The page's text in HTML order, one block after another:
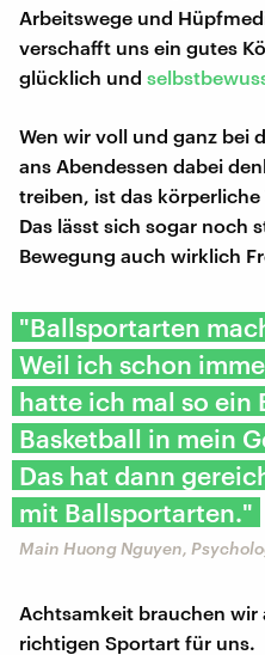
Arbeitswege und
verschafft uns ein gutes
glücklich und
Wen wir voll und ganz bei
ans Abendessen dabei
treiben, ist das
Das lässt sich sogar noch
Bewegung auch wirklich
"Ballsportarten
Weil ich schon
hatte ich mal so ein
Basketball in mein
Das hat dann
mit Ballsportarten."
Main Huong Nguyen,
Achtsamkeit brauchen wir
richtigen Sportart für uns.